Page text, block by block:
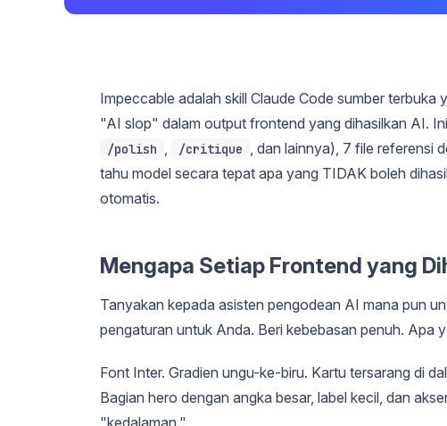
Impeccable adalah skill Claude Code sumber
"AI slop" dalam output frontend yang dihasilkan AI.
/polish /critique
, dan lainnya), 7 file referensi
tahu model secara tepat apa yang TIDAK boleh
otomatis.
Mengapa Setiap Frontend yang
Tanyakan kepada asisten pengodean AI mana pun
pengaturan untuk Anda. Beri kebebasan penuh. Apa
Font Inter. Gradien ungu-ke-biru. Kartu tersarang di
Bagian hero dengan angka besar, label kecil, dan
"kedalaman."